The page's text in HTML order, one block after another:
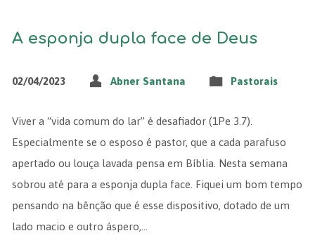
A esponja dupla face de Deus
02/04/2023 Abner Santana Pastorais
Viver a “vida comum do lar” é desafiador (1Pe 3.7).
Especialmente se o esposo é pastor, que a cada parafuso
apertado ou louça lavada pensa em Bíblia. Nesta semana
sobrou até para a esponja dupla face. Fiquei um bom tempo
pensando na bênção que é esse dispositivo, dotado de um
lado macio e outro áspero,…